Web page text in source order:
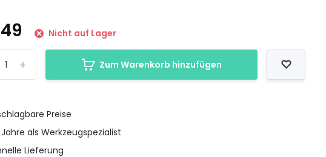
Nicht auf Lager
+ Zum Warenkorb hinzufügen
Preise
Jahre als Werkzeugspezialist
Lieferung